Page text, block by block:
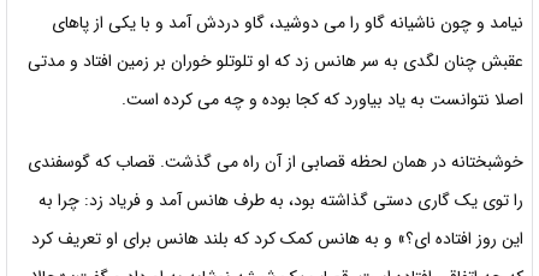
نیامد و چون ناشیانه گاو را می دوشید، گاو دردش آمد و بایکی از پاهای
عقبش چنان لگدی به سر هانس زد که او تلوتلو خوران بر زمین افتاد و مدتی
اصلا نتوانست به یاد بیاورد که کجا بوده و چه می کرده است.
خوشبختانه در همان لحظه قصابی از آن راه می گذشت. قصاب که گوسفندی
را توی یک گاری دستیگذاشته بود، به طرف هانس آمد و فریاد زد: چرا به
این روز افتاده ای؟» و به هانس کمک کرد که بلند هانس برای او تعریف کرد